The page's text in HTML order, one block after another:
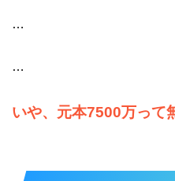
…
…
いや、元本7500万って